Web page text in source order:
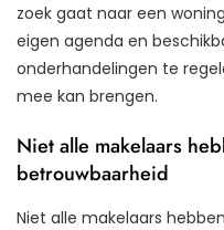
zoek gaat naar een
eigen agenda en
onderhandelingen te
mee kan brengen.
Niet alle makelaars
betrouwbaarheid
Niet alle makelaars